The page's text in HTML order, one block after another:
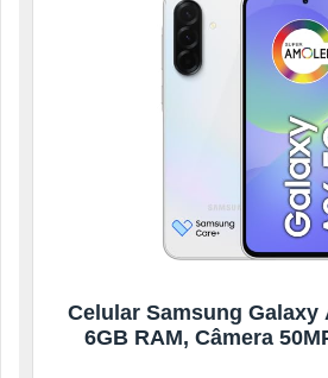
Celular Samsung Galaxy
6GB RAM, Câmera